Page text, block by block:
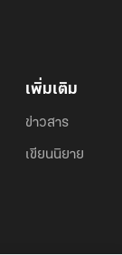
เพิ่มเติม
ข่าวสาร
เขียนนิยาย